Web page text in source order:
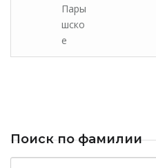
Пары
шско
е
Поиск по фамилии